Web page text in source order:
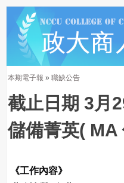
本期電子報 » 職缺公告
截止日期 3月
儲備菁英( MA
《工作內容》